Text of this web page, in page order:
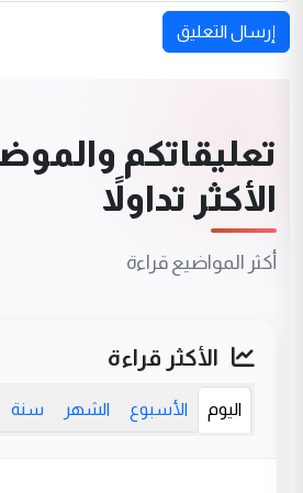
إرسال التعليق
تعليقاتكم
الأكثر تداولاً
أكثر المواضيع قراءة
الأكثر قراءة
اليوم الأسبوع الشهر سنة